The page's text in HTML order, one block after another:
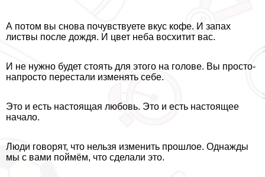
А потом вы снова почувствуете вкус кофе. И запах
листвы после дождя. И цвет неба восхитит вас.
И не нужно будет стоять для этого на голове. Вы просто-
напросто перестали изменять себе.
Это и есть настоящая любовь. Это и есть настоящее
начало.
Люди говорят, что нельзя изменить прошлое. Однажды
мы с вами поймём, что сделали это.